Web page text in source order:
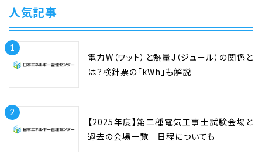
人気記事
1
電力W（ワット）と熱量J（ジュール）の関係と
は？検針票の「kWh」も解説
2
【2025年度】第二種電気工事士試験会場と
過去の会場一覧｜日程についても